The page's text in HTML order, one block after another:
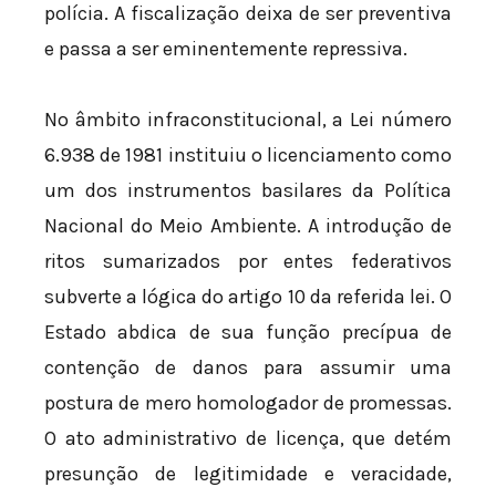
polícia. A fiscalização deixa de ser preventiva
e passa a ser eminentemente repressiva.
No âmbito infraconstitucional, a Lei número
6.938 de 1981 instituiu o licenciamento como
um dos instrumentos basilares da Política
Nacional do Meio Ambiente. A introdução de
ritos sumarizados por entes federativos
subverte a lógica do artigo 10 da referida lei. O
Estado abdica de sua função precípua de
contenção de danos para assumir uma
postura de mero homologador de promessas.
O ato administrativo de licença, que detém
presunção de legitimidade e veracidade,